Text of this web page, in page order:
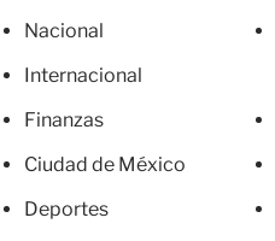
Nacional
Internacional
Finanzas
Ciudad de México
Deportes